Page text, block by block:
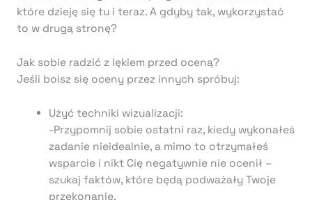
które dzieję się tu i teraz. A gdyby tak, wykorzystać
to w drugą stronę?
Jak sobie radzić z lękiem przed oceną?
Jeśli boisz się oceny przez innych spróbuj:
Użyć techniki wizualizacji:
-Przypomnij sobie ostatni raz, kiedy wykonałeś
zadanie nieidealnie, a mimo to otrzymałeś
wsparcie i nikt Cię negatywnie nie ocenił –
szukaj faktów, które będą podważały Twoje
przekonanie.